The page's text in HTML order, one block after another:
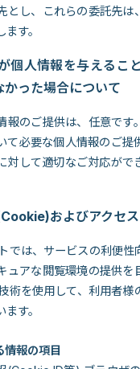
とし、これらの委託先は
す。
個人情報を与えるこ
かった場合について
報のご提供は、任意です
て必要な個人情報のご提
対して適切なご対応がで
およびアクセ
では、サービスの利便性
ュアな閲覧環境の提供を
術を使用して、利用者様
す。
報の項目